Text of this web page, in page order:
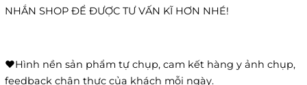
NHẮN SHOP ĐỂ ĐƯỢC TƯ VẤN KĨ HƠN NHÉ!
❤️Hình nền sản phẩm tự chụp, cam kết hàng y ảnh chụp,
feedback chân thực của khách mỗi ngày.